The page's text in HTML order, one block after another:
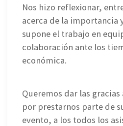
Nos hizo reflexionar,
acerca de la importancia
supone el trabajo en
colaboración ante los
económica.
Queremos dar las gracias
por prestarnos parte de
evento, a los todos los